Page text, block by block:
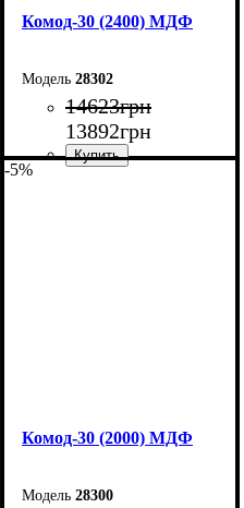
Комод-30 (2400) МДФ
28302
14623грн
13892грн
-5%
Комод-30 (2000) МДФ
28300